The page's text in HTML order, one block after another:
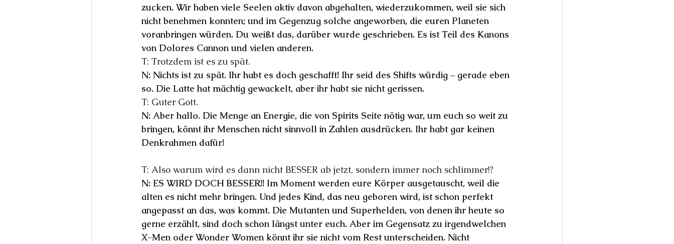
zucken. Wir haben viele Seelen aktiv davon abgehalten, wiederzukommen, weil sie sich
nicht benehmen konnten; und im Gegenzug solche angeworben, die euren Planeten
voranbringen würden. Du weißt das, darüber wurde geschrieben. Es ist Teil des Kanons
von Dolores Cannon und vielen anderen.
T: Trotzdem ist es zu spät.
N: Nichts ist zu spät. Ihr habt es doch geschafft! Ihr seid des Shifts würdig – gerade eben
so. Die Latte hat mächtig gewackelt, aber ihr habt sie nicht gerissen.
T: Guter Gott.
N: Aber hallo. Die Menge an Energie, die von Spirits Seite nötig war, um euch so weit zu
bringen, könnt ihr Menschen nicht sinnvoll in Zahlen ausdrücken. Ihr habt gar keinen
Denkrahmen dafür!
T: Also warum wird es dann nicht BESSER ab jetzt, sondern immer noch schlimmer!?
N: ES WIRD DOCH BESSER!! Im Moment werden eure Körper ausgetauscht, weil die
alten es nicht mehr bringen. Und jedes Kind, das neu geboren wird, ist schon perfekt
angepasst an das, was kommt. Die Mutanten und Superhelden, von denen ihr heute so
gerne erzählt, sind doch schon längst unter euch. Aber im Gegensatz zu irgendwelchen
X-Men oder Wonder Women könnt ihr sie nicht vom Rest unterscheiden. Nicht